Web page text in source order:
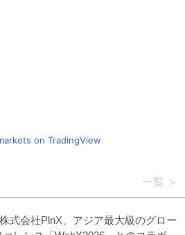
on TradingView
一覧
株式会社PlnX、アジア最大級のグロー